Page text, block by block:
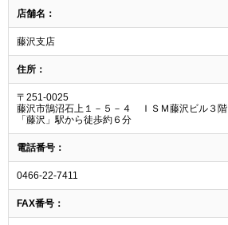
店舗名：
藤沢支店
住所：
〒251-0025
藤沢市鵠沼石上１－５－４ ＩＳＭ藤沢ビル３階
「藤沢」駅から徒歩約６分
電話番号：
0466-22-7411
FAX番号：